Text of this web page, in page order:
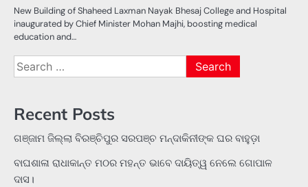
New Building of Shaheed Laxman Nayak Bhesaj College and Hospital
inaugurated by Chief Minister Mohan Majhi, boosting medical
education and…
Search
for:
Recent Posts
ଗଞ୍ଜାମ ଜିଲ୍ଲା ବିରଞ୍ଚିପୁର ସରପଞ୍ଚ ମନ୍ଦାକିନୀଙ୍କ ଘର ବାହୁଡ଼ା
ବାଘଶାଳା ରାଧାକାନ୍ତ ମଠର ମହନ୍ତ ଭାବେ ଦାୟିତ୍ୱ ନେଲେ ଗୋପାଳ
ଦାସ।